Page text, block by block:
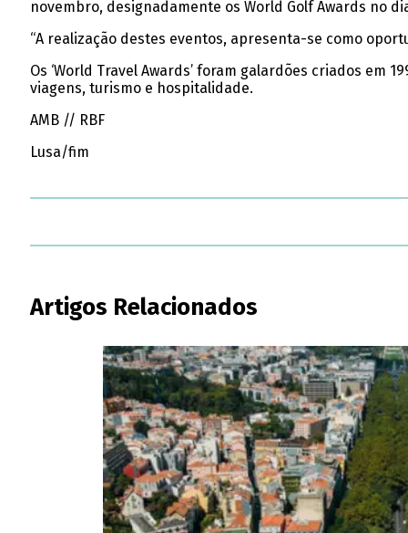
novembro, designadamente os World Golf Awards no
“A realização destes eventos, apresenta-se como
Os ‘World Travel Awards’ foram galardões criados
viagens, turismo e hospitalidade.
AMB // RBF
Lusa/fim
Artigos Relacionados